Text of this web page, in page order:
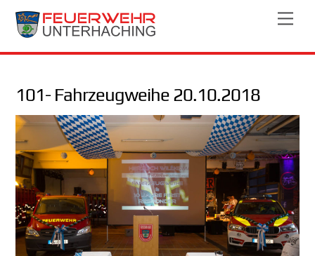
Skip
101- Fahrzeugweihe 20.10.2018